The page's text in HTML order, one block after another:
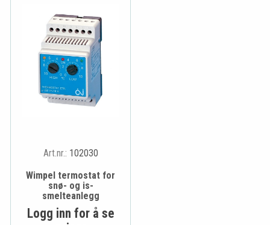
Art.nr.: 102030
Wimpel termostat for
snø- og is-
smelteanlegg
Logg inn for å se